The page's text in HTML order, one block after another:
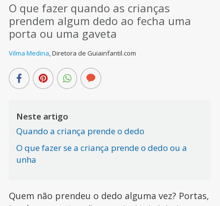
O que fazer quando as crianças
prendem algum dedo ao fecha uma
porta ou uma gaveta
Vilma Medina,Diretora de Guiainfantil.com
Neste artigo
Quando a criança prende o dedo
O que fazer se a criança prende o dedo ou a
unha
Quem não prendeu o dedo alguma vez? Portas,